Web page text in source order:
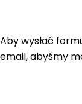
Aby wysłać
email, abyśmy